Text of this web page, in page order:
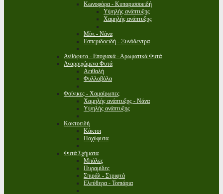
Κωνοφόρα - Κυπαρισσοειδή
Υψηλής ανάπτυξης
Χαμηλής ανάπτυξης
Μίνι - Νάνα
Εσπεριδοειδή - Ξυνόδεντρα
Ανθόφυτα - Εποχιακά - Αρωματικά Φυτά
Αναρριχώμενα Φυτά
Αειθαλή
Φυλλοβόλα
Φοίνικες - Χαμαίρωπες
Χαμηλής ανάπτυξης - Νάνα
Υψηλής ανάπτυξης
Κακτοειδή
Κάκτοι
Παχύφυτα
Φυτά Σχήματα
Μπάλες
Πυραμίδες
Σπιράλ - Στριφτά
Ελεύθερα - Τοπιάρια